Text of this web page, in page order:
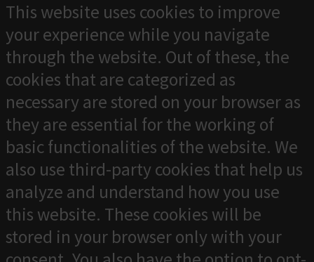
This website uses cookies to improve
your experience while you navigate
through the website. Out of these, the
cookies that are categorized as
necessary are stored on your browser as
they are essential for the working of
basic functionalities of the website. We
also use third-party cookies that help us
analyze and understand how you use
this website. These cookies will be
stored in your browser only with your